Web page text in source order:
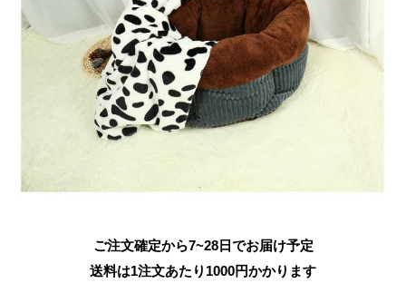
ご注文確定から7~28日でお届け予定
送料は1注文あたり 1000円かかります